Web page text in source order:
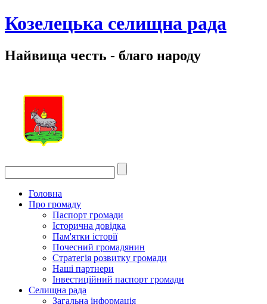
Козелецька селищна рада
Найвища честь - благо народу
Головна
Про громаду
Паспорт громади
Історична довідка
Пам'ятки історії
Почесний громадянин
Стратегія розвитку громади
Наші партнери
Інвестиційний паспорт громади
Селищна рада
Загальна інформація